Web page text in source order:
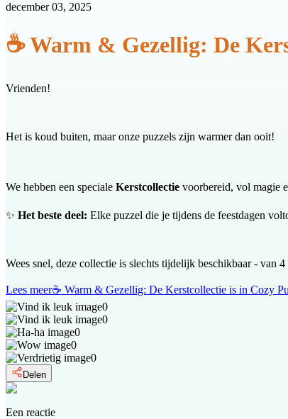
december 03, 2025
☕️ Warm & Gezellig: De
Vrienden!
Het is koud buiten, maar onze puzzels zijn warmer dan ooit!
We hebben een speciale Kerstcollectie voorbereid, vol magie
✨ Het beste deel: Elke puzzel die je tijdens de feestdagen
Wees snel, deze collectie is slechts tijdelijk beschikbaar - van
Lees meer☕️ Warm & Gezellig: De Kerstcollectie is in Cozy
0
0
0
0
0
Delen
Een reactie